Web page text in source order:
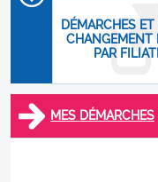
DÉMARCHES
CHANGEMENT
PAR
MES DÉMARCHES